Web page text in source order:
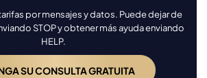
por mensajes y datos. Puede dejar de
STOP y obtener más ayuda enviando
HELP.